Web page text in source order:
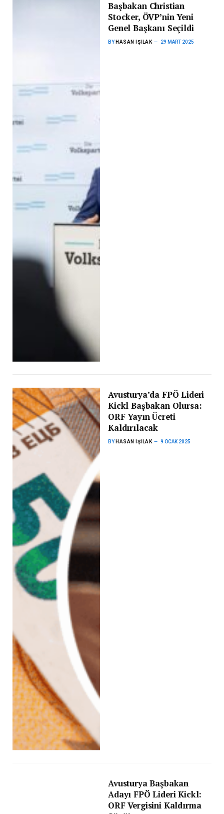
Başbakan Christian
Stocker, ÖVP’nin Yeni
Genel Başkanı Seçildi
BY HASAN IŞILAK 29 MART 2025
Avusturya’da FPÖ Lideri
Kickl Başbakan Olursa:
ORF Yayın Ücreti
Kaldırılacak
BY HASAN IŞILAK 9 OCAK 2025
Avusturya Başbakan
Adayı FPÖ Lideri Kickl:
ORF Vergisini Kaldırma